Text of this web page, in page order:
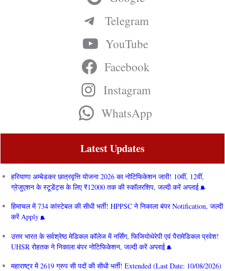
Telegram
YouTube
Facebook
Instagram
WhatsApp
Latest Updates
हरियाणा अम्बेडकर छात्रवृत्ति योजना 2026 का नोटिफिकेशन जारी! 10वीं, 12वीं,
ग्रेजुएशन के स्टूडेंट्स के लिए ₹12000 तक की स्कॉलरशिप, जल्दी करें अप्लाई
हिमाचल में 734 कांस्टेबल की सीधी भर्ती! HPPSC ने निकाला बंपर Notification, जल्दी
करें Apply
उत्तर भारत के सर्वश्रेष्ठ मेडिकल कॉलेज में नर्सिंग, फिजियोथेरेपी एवं पैरामेडिकल प्रवेश!
UHSR रोहतक ने निकाला बंपर नोटिफिकेशन, जल्दी करें अप्लाई
महाराष्ट्र में 2619 ग्रुप सी पदों की सीधी भर्ती! Extended (Last Date: 10/08/2026)